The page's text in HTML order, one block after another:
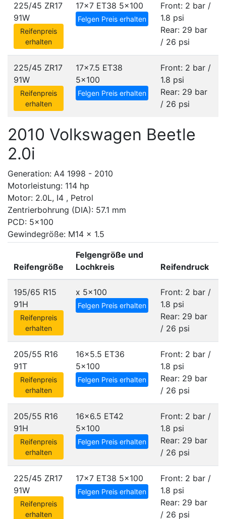
225/45 ZR17
91W
Reifenpreis
erhalten
17x7 ET38 5x100
Felgen Preis erhalten
Front: 2 bar /
1.8 psi
Rear: 29 bar
/ 26 psi
225/45 ZR17
91W
Reifenpreis
erhalten
17x7.5 ET38
5x100
Felgen Preis erhalten
Front: 2 bar /
1.8 psi
Rear: 29 bar
/ 26 psi
2010 Volkswagen Beetle
2.0i
Generation: A4 1998 - 2010
Motorleistung: 114 hp
Motor: 2.0L, I4 , Petrol
Zentrierbohrung (DIA): 57.1 mm
PCD: 5x100
Gewindegröße: M14 x 1.5
Reifengröße
Felgengröße und
Lochkreis
Reifendruck
195/65 R15
91H
Reifenpreis
erhalten
x 5x100
Felgen Preis erhalten
Front: 2 bar /
1.8 psi
Rear: 29 bar
/ 26 psi
205/55 R16
91T
Reifenpreis
erhalten
16x5.5 ET36
5x100
Felgen Preis erhalten
Front: 2 bar /
1.8 psi
Rear: 29 bar
/ 26 psi
205/55 R16
91H
Reifenpreis
erhalten
16x6.5 ET42
5x100
Felgen Preis erhalten
Front: 2 bar /
1.8 psi
Rear: 29 bar
/ 26 psi
225/45 ZR17
91W
Reifenpreis
erhalten
17x7 ET38 5x100
Felgen Preis erhalten
Front: 2 bar /
1.8 psi
Rear: 29 bar
/ 26 psi